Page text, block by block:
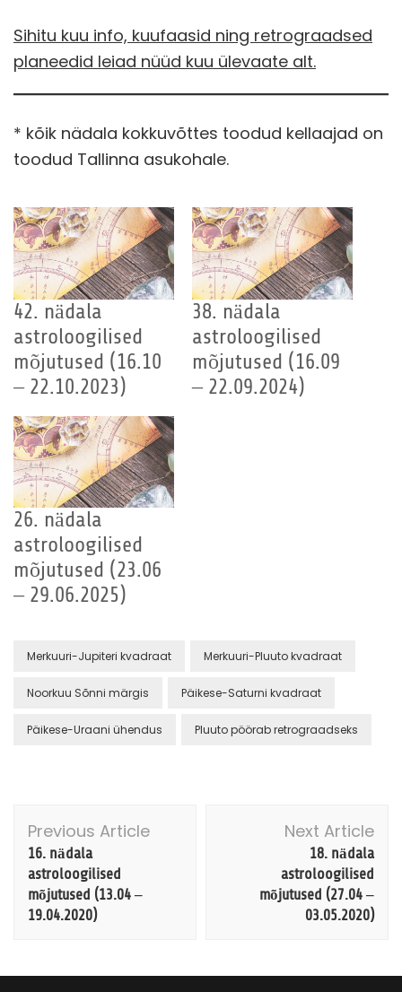
Sihitu kuu info, kuufaasid ning retrograadsed
planeedid leiad nüüd kuu ülevaate alt.
* kõik nädala kokkuvõttes toodud kellaajad on
toodud Tallinna asukohale.
42. nädala
astroloogilised
mõjutused (16.10
– 22.10.2023)
38. nädala
astroloogilised
mõjutused (16.09
– 22.09.2024)
26. nädala
astroloogilised
mõjutused (23.06
– 29.06.2025)
Merkuuri-Jupiteri kvadraat Merkuuri-Pluuto kvadraat
Noorkuu Sõnni märgis Päikese-Saturni kvadraat
Päikese-Uraani ühendus Pluuto pöörab retrograadseks
Post
Navigation
Previous Article
16. nädala
astroloogilised
mõjutused (13.04 –
19.04.2020)
Next Article
18. nädala
astroloogilised
mõjutused (27.04 –
03.05.2020)